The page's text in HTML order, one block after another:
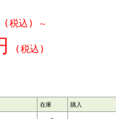
(税込) ～
(税込)
在庫 購入